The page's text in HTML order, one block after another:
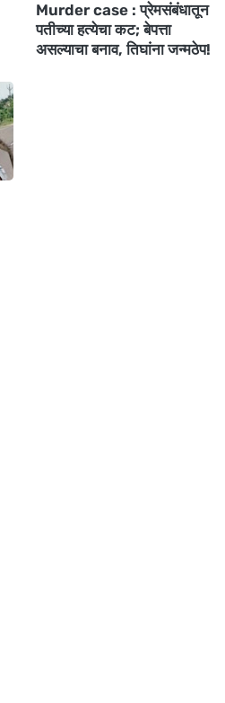
Murder case : प्रेमसंबंधातून
पतीच्या हत्येचा कट; बेपत्ता
असल्याचा बनाव, तिघांना जन्मठेप!